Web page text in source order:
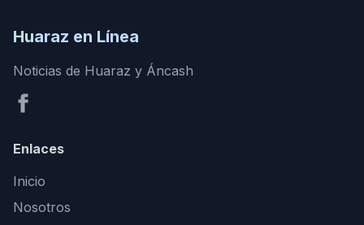
Huaraz en Línea
Noticias de Huaraz y Áncash
Enlaces
Inicio
Nosotros